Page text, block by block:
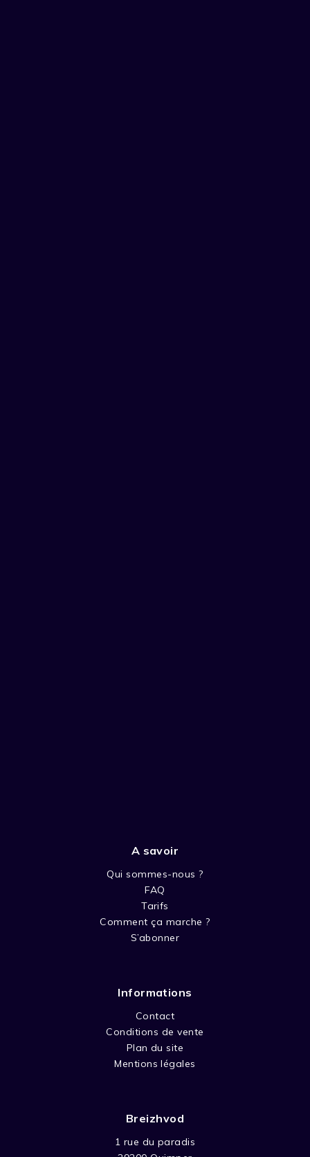
A savoir
Qui sommes-nous ?
FAQ
Tarifs
Comment ça marche ?
S’abonner
Informations
Contact
Conditions de vente
Plan du site
Mentions légales
Breizhvod
1 rue du paradis